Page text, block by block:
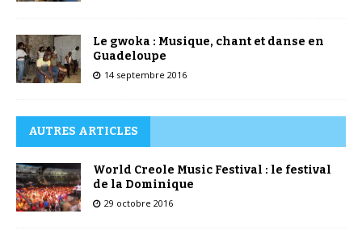
Le gwoka : Musique, chant et danse en
Guadeloupe
14 septembre 2016
AUTRES ARTICLES
World Creole Music Festival : le festival
de la Dominique
29 octobre 2016